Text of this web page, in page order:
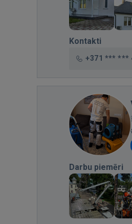
Kontakti
+371 *** ***
Darbu piemēri